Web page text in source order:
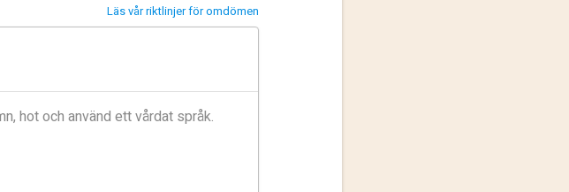
Läs vår riktlinjer för omdömen